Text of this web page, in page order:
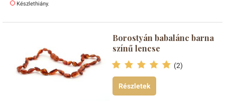
Készlethiány.
Borostyán babalánc barna
színű lencse
(2)
Részletek